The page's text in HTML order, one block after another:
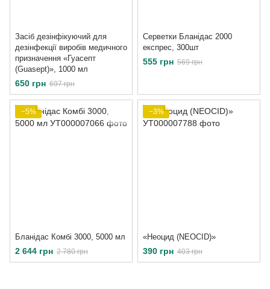
Засіб дезінфікуючий для
дезінфекції виробів медичного
призначення «Гуасепт
(Guasept)», 1000 мл
650 грн 697 грн
Серветки Бланідас 2000
експрес, 300шт
555 грн 569 грн
−5%
Бланідас Комбі 3000, 5000 мл
2 644 грн 2 780 грн
−3%
«Неоцид (NEOCID)»
390 грн 403 грн